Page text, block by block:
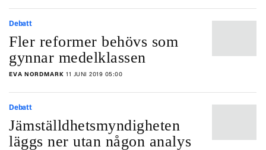
Debatt
Fler reformer behövs som
gynnar medelklassen
EVA NORDMARK 11 JUNI 2019 05:00
Debatt
Jämställdhetsmyndigheten
läggs ner utan någon analys